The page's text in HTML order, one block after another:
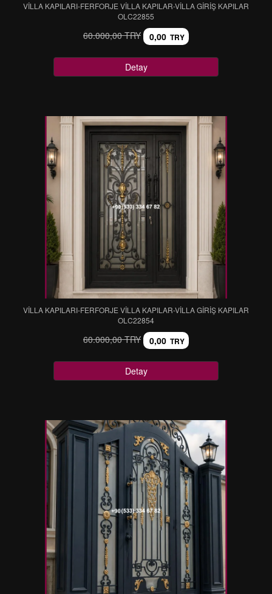
VİLLA KAPILARI-FERFORJE VİLLA KAPILAR-VİLLA GİRİŞ KAPILAR
OLC22855
60.000,00 TRY 0,00 TRY
Detay
VİLLA KAPILARI-FERFORJE VİLLA KAPILAR-VİLLA GİRİŞ KAPILAR
OLC22854
60.000,00 TRY 0,00 TRY
Detay